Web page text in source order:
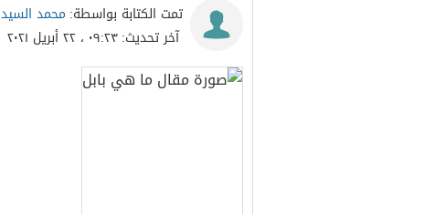
تمت الكتابة بواسطة: محمد السيد
آخر تحديث:٠٩:٢٣ ، ٢٢ أبريل ٢٠٢١